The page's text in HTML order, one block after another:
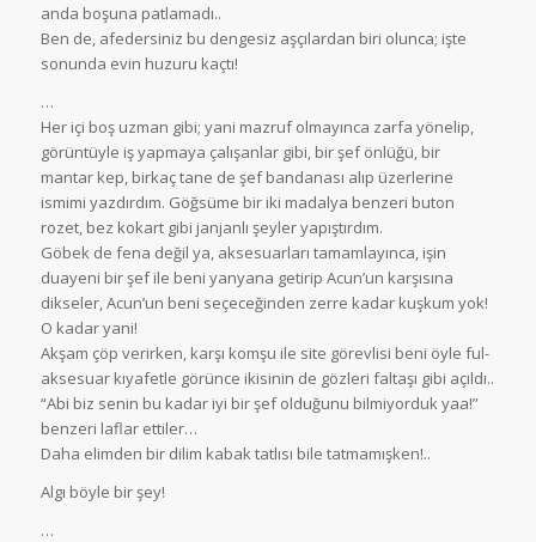
anda boşuna patlamadı..
Ben de, afedersiniz bu dengesiz aşçılardan biri olunca; işte
sonunda evin huzuru kaçtı!
…
Her içi boş uzman gibi; yani mazruf olmayınca zarfa yönelip,
görüntüyle iş yapmaya çalışanlar gibi, bir şef önlüğü, bir
mantar kep, birkaç tane de şef bandanası alıp üzerlerine
ismimi yazdırdım. Göğsüme bir iki madalya benzeri buton
rozet, bez kokart gibi janjanlı şeyler yapıştırdım.
Göbek de fena değil ya, aksesuarları tamamlayınca, işin
duayeni bir şef ile beni yanyana getirip Acun’un karşısına
dikseler, Acun’un beni seçeceğinden zerre kadar kuşkum yok!
O kadar yani!
Akşam çöp verirken, karşı komşu ile site görevlisi beni öyle ful-
aksesuar kıyafetle görünce ikisinin de gözleri faltaşı gibi açıldı..
“Abi biz senin bu kadar iyi bir şef olduğunu bilmiyorduk yaa!”
benzeri laflar ettiler…
Daha elimden bir dilim kabak tatlısı bile tatmamışken!..
Algı böyle bir şey!
…